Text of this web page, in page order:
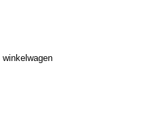
winkelwagen